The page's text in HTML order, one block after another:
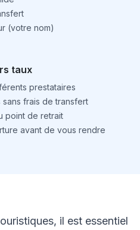
(votre nom)
taux
prestataires
frais de transfert
point de retrait
avant de vous rendre
il est essentiel